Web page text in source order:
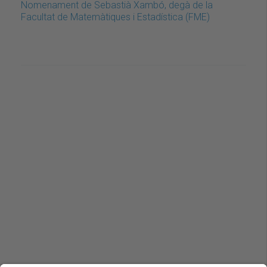
Nomenament de Sebastià Xambó, degà de la
Facultat de Matemàtiques i Estadística (FME)